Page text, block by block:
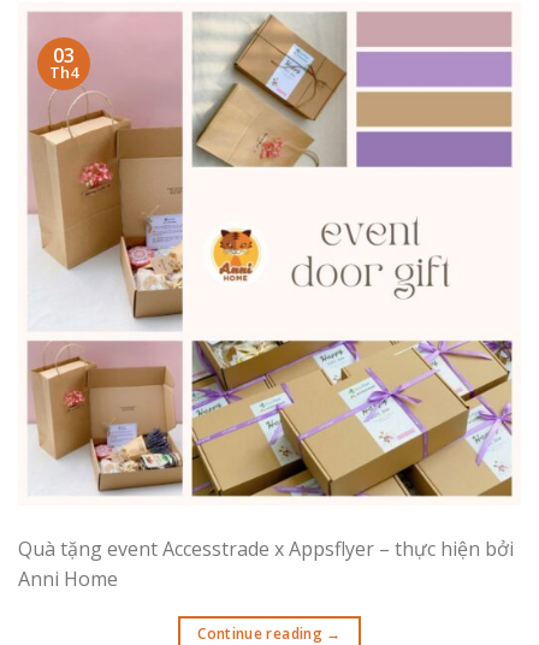
03
Th4
Quà tặng event Accesstrade x Appsflyer – thực hiện bởi
Anni Home
Continue reading →